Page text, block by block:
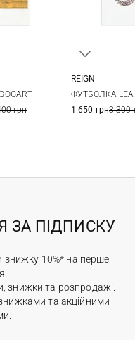
грн
REIGN
ФУТБОЛКА LEA
1 650 грн3 300
ЗА ПІДПИСКУ
знижку 10%* на перше
знижки та розпродажі.
та акційними